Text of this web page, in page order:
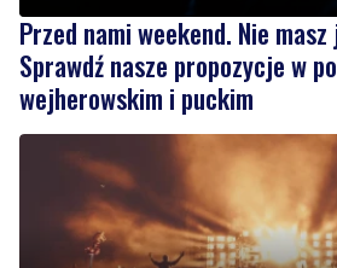
Przed nami weekend. Nie
Sprawdź nasze propozycje w
wejherowskim i puckim